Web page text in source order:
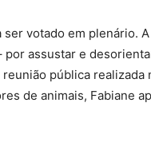
votado em plenário.
assustar e
pública
de animais, Fabiane